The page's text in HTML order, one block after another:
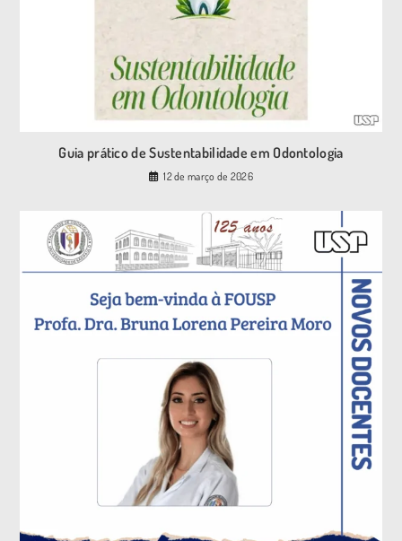
Guia prático de Sustentabilidade em Odontologia
12 de março de 2026